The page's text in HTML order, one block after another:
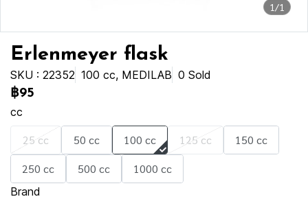
1/1
Erlenmeyer flask
SKU : 22352 100 cc, MEDILAB 0 Sold
฿95
cc
25 cc 50 cc 100 cc 125 cc
150 cc
250 cc
500 cc 1000 cc
Brand